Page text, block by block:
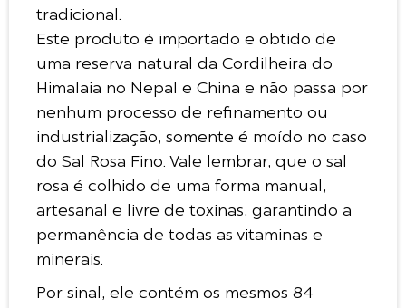
tradicional.
Este produto é importado e obtido de
uma reserva natural da Cordilheira do
Himalaia no Nepal e China e não passa por
nenhum processo de refinamento ou
industrialização, somente é moído no caso
do Sal Rosa Fino. Vale lembrar, que o sal
rosa é colhido de uma forma manual,
artesanal e livre de toxinas, garantindo a
permanência de todas as vitaminas e
minerais.
Por sinal, ele contém os mesmos 84